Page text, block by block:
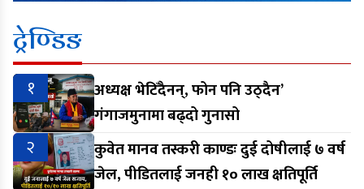
ट्रेण्डिङ
१
अध्यक्ष भेटिँदैनन्, फोन पनि उठ्दैन’
गंगाजमुनामा बढ्दो गुनासो
२
कुवेत मानव तस्करी काण्डः दुई दोषीलाई ७ वर्ष
जेल, पीडितलाई जनही १० लाख क्षतिपूर्ति